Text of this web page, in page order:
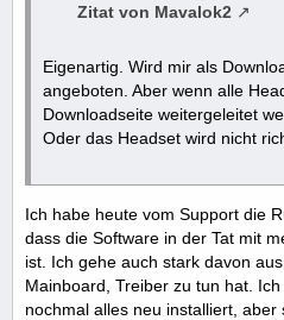
Zitat von Mavalok2
Eigenartig. Wird mir als
angeboten. Aber wenn alle
Downloadseite weitergeleitet
Oder das Headset wird nicht
Ich habe heute vom Support die
dass die Software in der Tat mit
ist. Ich gehe auch stark davon
Mainboard, Treiber zu tun hat.
nochmal alles neu installiert,